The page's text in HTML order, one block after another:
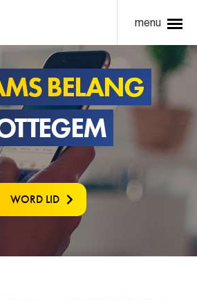
menu
BELANG
WORD LID